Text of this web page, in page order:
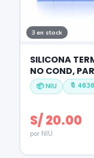
3 en stock
SILICONA
NO COND,
📦 NIU 🔖 4636
S/ 20.00
por NIU